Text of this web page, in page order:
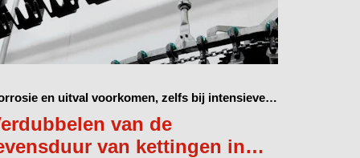
en uitval voorkomen, zelfs bij intensieve
van de
van kettingen in